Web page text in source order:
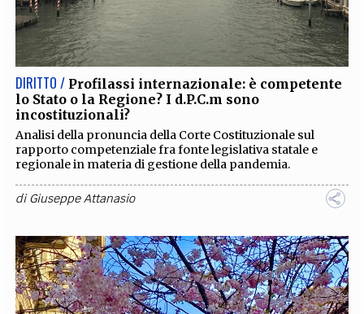
DIRITTO / Profilassi internazionale: è competente
lo Stato o la Regione? I d.P.C.m sono
incostituzionali?
Analisi della pronuncia della Corte Costituzionale sul
rapporto competenziale fra fonte legislativa statale e
regionale in materia di gestione della pandemia.
diGiuseppe Attanasio